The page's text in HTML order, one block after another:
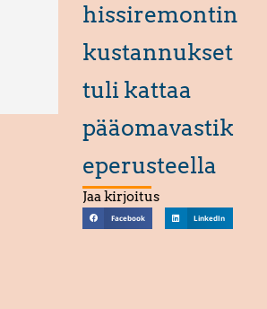
hissiremontin
kustannukset
tuli kattaa
pääomavastik
eperusteella
Jaa kirjoitus
Facebook LinkedIn